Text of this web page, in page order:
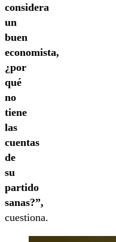
considera
un
buen
economista,
¿por
qué
no
tiene
las
cuentas
de
su
partido
sanas?”,
cuestiona.